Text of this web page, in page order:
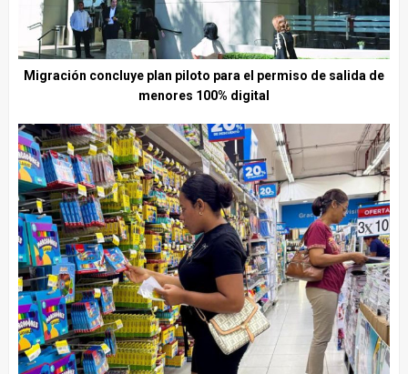
Migración concluye plan piloto para el permiso de salida de
menores 100% digital